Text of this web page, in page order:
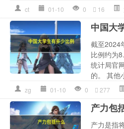
ct 01-10 0 16
中国大
截至2024
比例约为
统计局官
的。 其他
zg 01-10 0 277
产力包
产力是指